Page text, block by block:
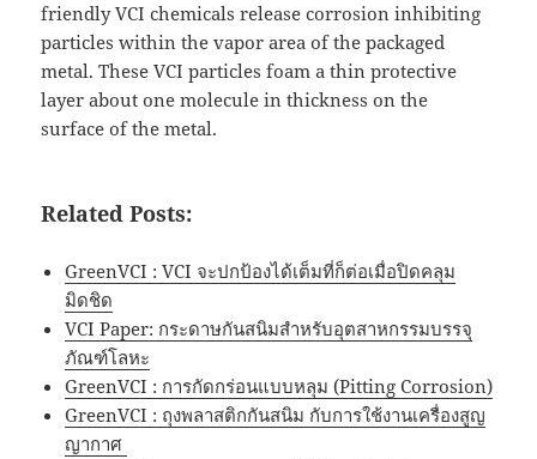
friendly VCI chemicals release corrosion inhibiting
particles within the vapor area of the packaged
metal. These VCI particles foam a thin protective
layer about one molecule in thickness on the
surface of the metal.
Related Posts:
GreenVCI : VCI จะปกป้องได้เต็มที่ก็ต่อเมื่อปิดคลุม
มิดชิด
VCI Paper: กระดาษกันสนิมสำหรับอุตสาหกรรมบรรจุ
ภัณฑ์โลหะ
GreenVCI : การกัดกร่อนแบบหลุม (Pitting Corrosion)
GreenVCI : ถุงพลาสติกกันสนิม กับการใช้งานเครื่องสูญ
ญากาศ